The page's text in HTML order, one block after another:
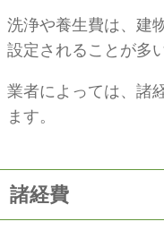
洗浄や養生費は、建
設定されることが多
業者によっては、諸
ます。
諸経費